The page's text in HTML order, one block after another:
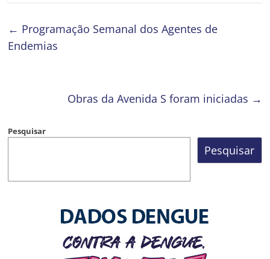
← Programação Semanal dos Agentes de
Endemias
Obras da Avenida S foram iniciadas →
Pesquisar
Pesquisar